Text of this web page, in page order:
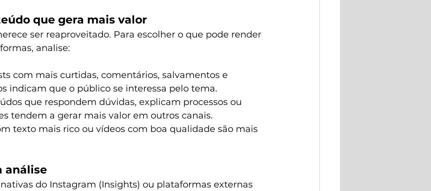
que gera mais valor
ser reaproveitado. Para escolher o que pode render
analise:
com mais curtidas, comentários, salvamentos e
indicam que o público se interessa pelo tema.
que respondem dúvidas, explicam processos ou
tendem a gerar mais valor em outros canais.
texto mais rico ou vídeos com boa qualidade são mais
análise
do Instagram (Insights) ou plataformas externas